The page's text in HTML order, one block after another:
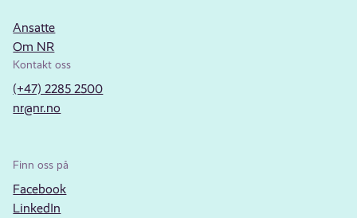
Ansatte
Om NR
Kontakt oss
(+47) 2285 2500
nr@nr.no
Finn oss på
Facebook
LinkedIn